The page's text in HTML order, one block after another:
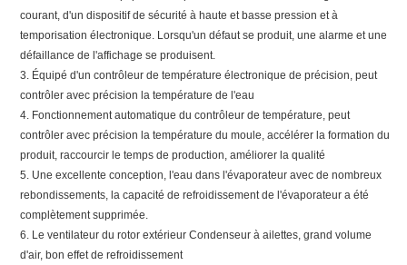
courant, d'un dispositif de sécurité à haute et basse pression et à
temporisation électronique. Lorsqu'un défaut se produit, une alarme et une
défaillance de l'affichage se produisent.
3. Équipé d'un contrôleur de température électronique de précision, peut
contrôler avec précision la température de l'eau
4. Fonctionnement automatique du contrôleur de température, peut
contrôler avec précision la température du moule, accélérer la formation du
produit, raccourcir le temps de production, améliorer la qualité
5. Une excellente conception, l'eau dans l'évaporateur avec de nombreux
rebondissements, la capacité de refroidissement de l'évaporateur a été
complètement supprimée.
6. Le ventilateur du rotor extérieur Condenseur à ailettes, grand volume
d'air, bon effet de refroidissement